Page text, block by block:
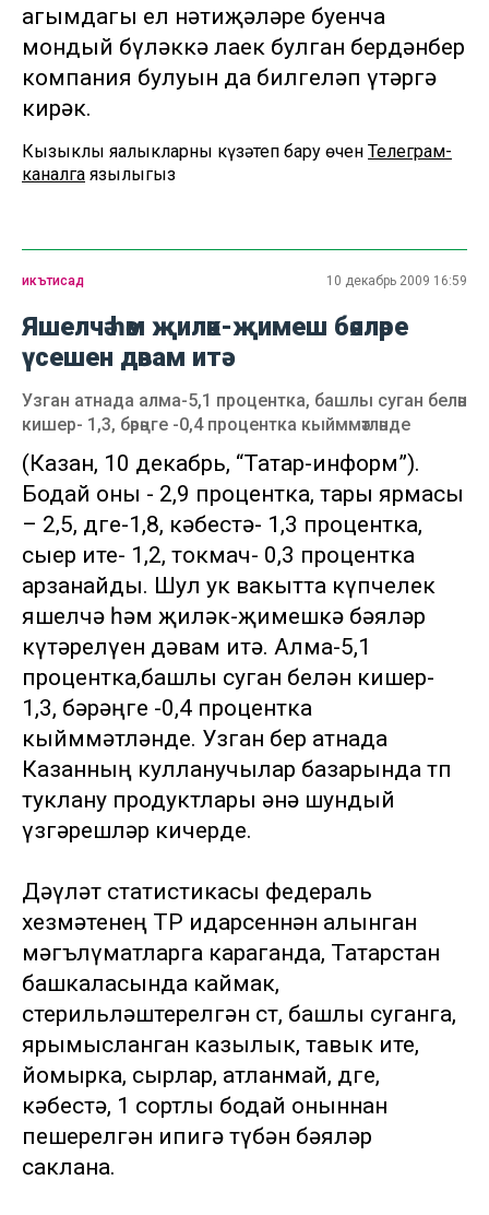
агымдагы ел нәтиҗәләре буенча
мондый бүләккә лаек булган бердәнбер
компания булуын да билгеләп үтәргә
кирәк.
Кызыклы яңалыкларны күзәтеп бару өчен Телеграм-
каналга язылыгыз
икътисад 10 декабрь 2009 16:59
Яшелчә һәм җиләк-җимеш бәяләре
үсешен дәвам итә
Узган атнада алма-5,1 процентка, башлы суган белән
кишер- 1,3, бәрәңге -0,4 процентка кыйммәтләнде
(Казан, 10 декабрь, “Татар-информ”).
Бодай оны - 2,9 процентка, тары ярмасы
– 2,5, дөге-1,8, кәбестә- 1,3 процентка,
сыер ите- 1,2, токмач- 0,3 процентка
арзанайды. Шул ук вакытта күпчелек
яшелчә һәм җиләк-җимешкә бәяләр
күтәрелүен дәвам итә. Алма-5,1
процентка,башлы суган белән кишер-
1,3, бәрәңге -0,4 процентка
кыйммәтләнде. Узган бер атнада
Казанның кулланучылар базарында төп
туклану продуктлары әнә шундый
үзгәрешләр кичерде.
Дәүләт статистикасы федераль
хезмәтенең ТР идарсеннән алынган
мәгълүматларга караганда, Татарстан
башкаласында каймак,
стерильләштерелгән сөт, башлы суганга,
ярымысланган казылык, тавык ите,
йомырка, сырлар, атланмай, дөге,
кәбестә, 1 сортлы бодай оныннан
пешерелгән ипигә түбән бәяләр
саклана.